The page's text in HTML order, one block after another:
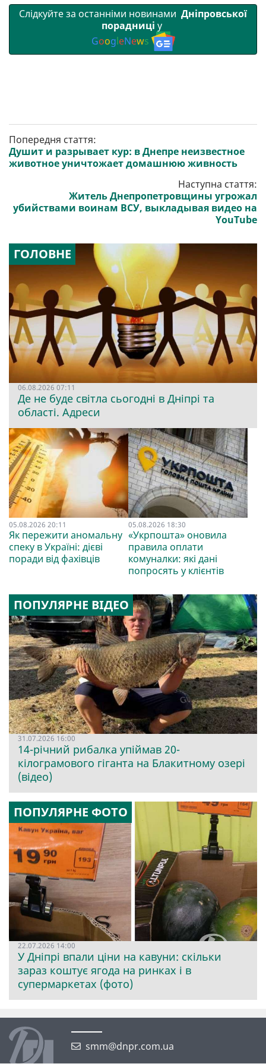
Слідкуйте за останніми новинами Дніпровської
порадниці у
GoogleNews
Попередня стаття:
Душит и разрывает кур: в Днепре неизвестное
животное уничтожает домашнюю живность
Наступна стаття:
Житель Днепропетровщины угрожал
убийствами воинам ВСУ, выкладывая видео на
YouTube
ГОЛОВНЕ
06.08.2026 07:11
Де не буде світла сьогодні в Дніпрі та
області. Адреси
05.08.2026 20:11
Як пережити аномальну
спеку в Україні: дієві
поради від фахівців
05.08.2026 18:30
«Укрпошта» оновила
правила оплати
комуналки: які дані
попросять у клієнтів
ПОПУЛЯРНЕ ВІДЕО
31.07.2026 16:00
14-річний рибалка упіймав 20-
кілограмового гіганта на Блакитному озері
(відео)
ПОПУЛЯРНЕ ФОТО
22.07.2026 14:00
У Дніпрі впали ціни на кавуни: скільки
зараз коштує ягода на ринках і в
супермаркетах (фото)
smm@dnpr.com.ua